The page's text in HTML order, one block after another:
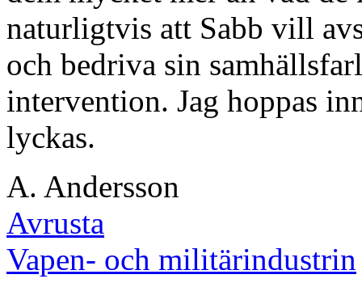
naturligtvis att Sabb vill
och bedriva sin
intervention. Jag hoppas
lyckas.
A. Andersson
Avrusta
Vapen- och militärindustrin